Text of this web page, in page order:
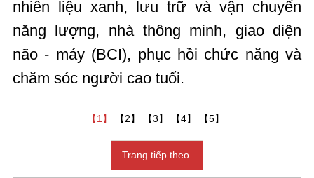
nhiên liệu xanh, lưu trữ và vận chuyển
năng lượng, nhà thông minh, giao diện
não - máy (BCI), phục hồi chức năng và
chăm sóc người cao tuổi.
【1】 【2】 【3】 【4】 【5】
Trang tiếp theo